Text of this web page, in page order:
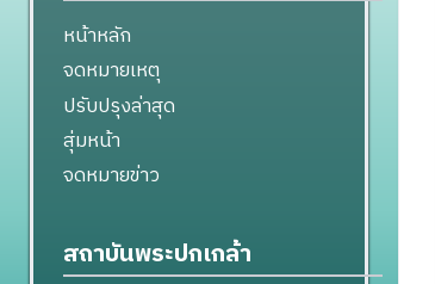
หน้าหลัก
จดหมายเหตุ
ปรับปรุงล่าสุด
สุ่มหน้า
จดหมายข่าว
สถาบันพระปกเกล้า